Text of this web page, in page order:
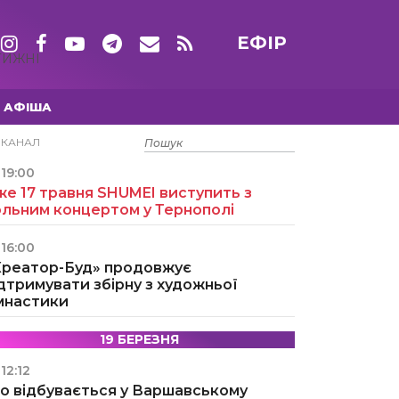
ЕФІР
АФІША
15 ТРАВНЯ
19:00
17 травня SHUMEI виступить з
концертом у Тернополі
16:00
Буд» продовжує
збірну з художньої
19 БЕРЕЗНЯ
12:12
відбувається у Варшавському